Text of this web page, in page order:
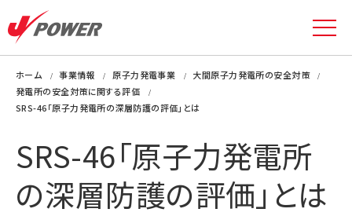
ホーム 事業情報 原子力発電事業
大間原子力発電所の安全対策
発電所の安全対策に関する評価
SRS-46「原子力発電所の深層防護の評価」とは
SRS-46「原子力発電所
の深層防護の評価」とは